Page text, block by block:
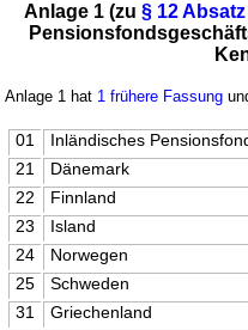
Anlage 1 (zu § 12 Absatz
Anlage 1 hat 1 frühere Fassung
01
Inländisches
21
Dänemark
22
Finnland
23
Island
24
Norwegen
25
Schweden
31
Griechenland